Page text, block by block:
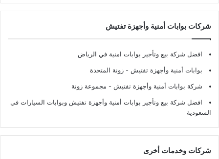
شركات بوابات أمنية وأجهزة تفتيش
افضل شركة بيع وتأجير بوابات امنية في الرياض
بوابات أمنية وأجهزة تفتيش - زونة المتحدة
شركة بوابات أمنية وأجهزة تفتيش - مجموعة زونة
افضل شركة بيع وتأجير بوابات أمنية وأجهزة تفتيش وبوابات السيارات في
السعودية
شركات وخدمات أخرى